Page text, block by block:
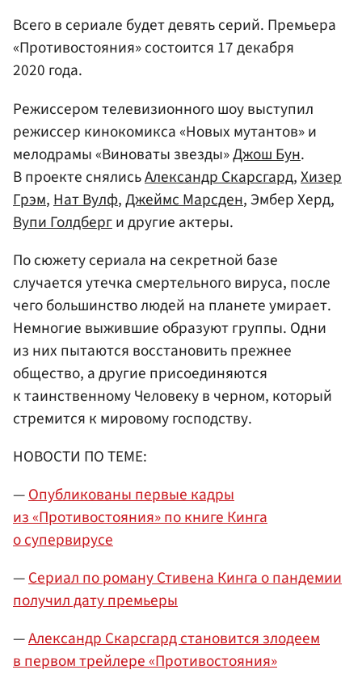
Всего в сериале будет девять серий. Премьера
«Противостояния» состоится 17 декабря
2020 года.
Режиссером телевизионного шоу выступил
режиссер кинокомикса «Новых мутантов» и
мелодрамы «Виноваты звезды»Джош Бун.
В проекте снялисьАлександр Скарсгард,Хизер
Грэм, Нат Вулф,Джеймс Марсден, Эмбер Херд,
Вупи Голдберги другие актеры.
По сюжету сериала на секретной базе
случается утечка смертельного вируса, после
чего большинство людей на планете умирает.
Немногие выжившие образуют группы. Одни
из них пытаются восстановить прежнее
общество, а другие присоединяются
к таинственному Человеку в черном, который
стремится к мировому господству.
НОВОСТИ ПО ТЕМЕ:
—Опубликованы первые кадры
из «Противостояния» по книге Кинга
о супервирусе
—Сериал по роману Стивена Кинга о пандемии
получил дату премьеры
—Александр Скарсгард становится злодеем
в первом трейлере «Противостояния»